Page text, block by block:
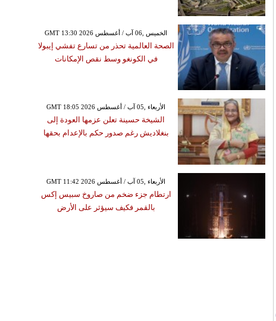
GMT 13:30 2026 الخميس ,06 آب / أغسطس
الصحة العالمية تحذر من تسارع تفشي إيبولا
في الكونغو وسط نقص الإمكانات
GMT 18:05 2026 الأربعاء ,05 آب / أغسطس
الشيخة حسينة تعلن عزمها العودة إلى
بنغلاديش رغم صدور حكم بالإعدام بحقها
GMT 11:42 2026 الأربعاء ,05 آب / أغسطس
ارتطام جزء ضخم من صاروخ سبيس إكس
بالقمر فكيف سيؤثر على الأرض